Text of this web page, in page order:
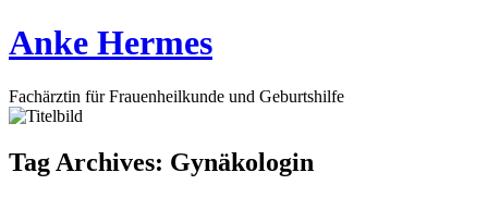
Anke Hermes
Fachärztin für Frauenheilkunde und Geburtshilfe
Tag Archives: Gynäkologin